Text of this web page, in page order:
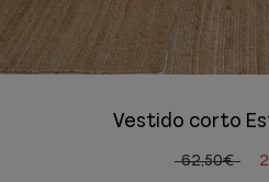
Vestido corto
62,50€